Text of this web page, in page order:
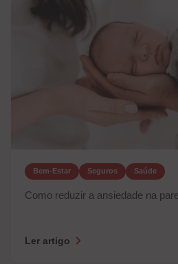
Bem-Estar Seguros Saúde
Como reduzir a ansiedade na
Ler artigo